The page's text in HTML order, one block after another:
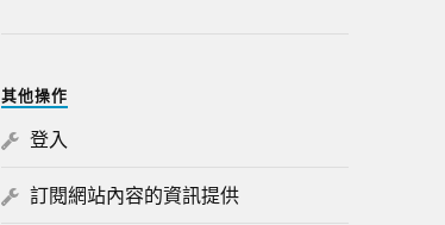
其他操作
登入
訂閱網站內容的資訊提供